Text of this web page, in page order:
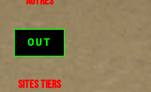
OUT
SITES TIERS